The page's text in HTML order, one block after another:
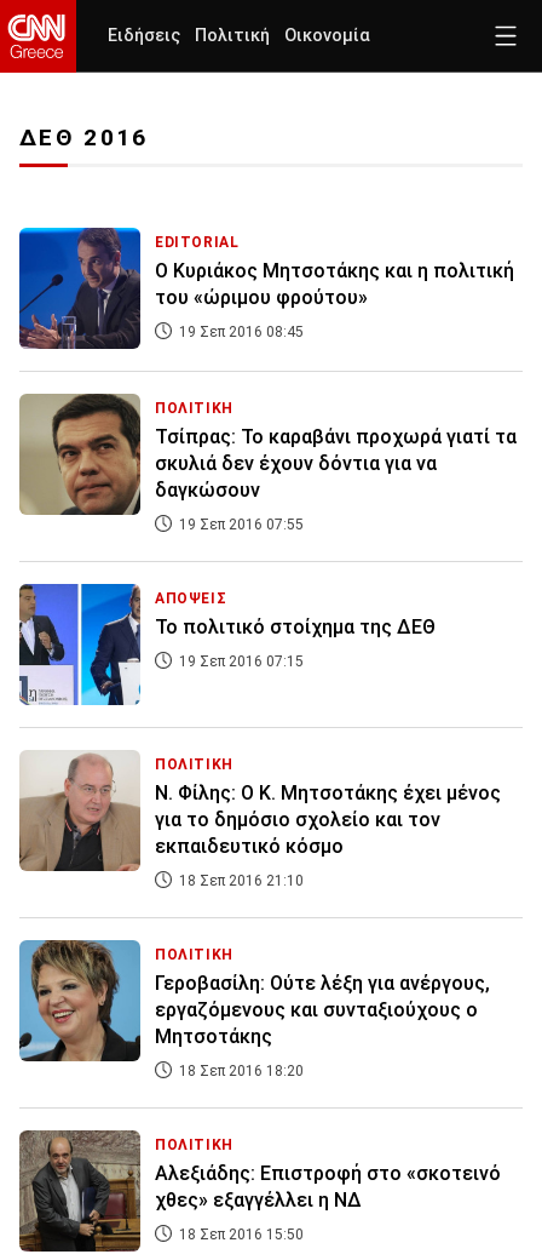
Ειδήσεις Πολιτική Οικονομία
ΔΕΘ 2016
EDITORIAL
Ο Κυριάκος Μητσοτάκης και η πολιτική
του «ώριμου φρούτου»
19 Σεπ 2016 08:45
ΠΟΛΙΤΙΚΗ
Τσίπρας: Το καραβάνι προχωρά γιατί τα
σκυλιά δεν έχουν δόντια για να
δαγκώσουν
19 Σεπ 2016 07:55
ΑΠΟΨΕΙΣ
Το πολιτικό στοίχημα της ΔΕΘ
19 Σεπ 2016 07:15
ΠΟΛΙΤΙΚΗ
Ν. Φίλης: Ο Κ. Μητσοτάκης έχει μένος
για το δημόσιο σχολείο και τον
εκπαιδευτικό κόσμο
18 Σεπ 2016 21:10
ΠΟΛΙΤΙΚΗ
Γεροβασίλη: Ούτε λέξη για ανέργους,
εργαζόμενους και συνταξιούχους ο
Μητσοτάκης
18 Σεπ 2016 18:20
ΠΟΛΙΤΙΚΗ
Αλεξιάδης: Επιστροφή στο «σκοτεινό
χθες» εξαγγέλλει η ΝΔ
18 Σεπ 2016 15:50